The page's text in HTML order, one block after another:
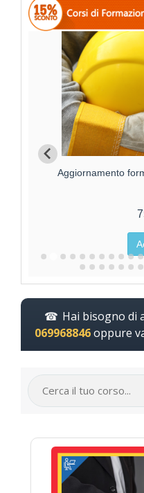
Aggiornamento
Hai bisogno di
069968846oppure